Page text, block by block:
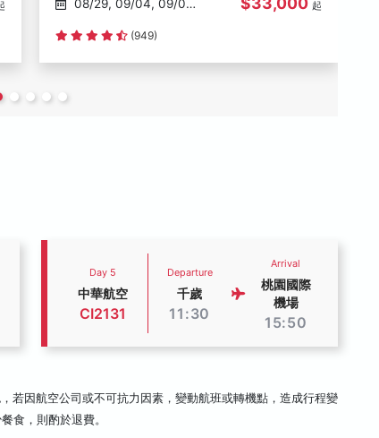
起
(949)
Day 5
中華航空
CI2131
Departure
千歲
11:30
Arrival
桃園國際
機場
15:50
若因航空公司或不可抗力因素，變動航班或轉機點，造成行程變
食，則酌於退費。